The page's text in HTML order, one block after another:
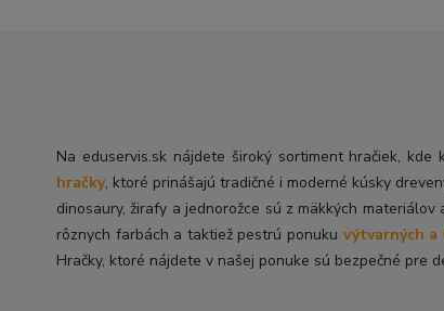
Na eduservis.sk nájdete široký sortiment hračiek,
hračky, ktoré prinášajú tradičné i moderné kúsky
dinosaury, žirafy a jednorožce sú z mäkkých
rôznych farbách a taktiež pestrú ponuku výtvarných a
Hračky, ktoré nájdete v našej ponuke sú bezpečné pre